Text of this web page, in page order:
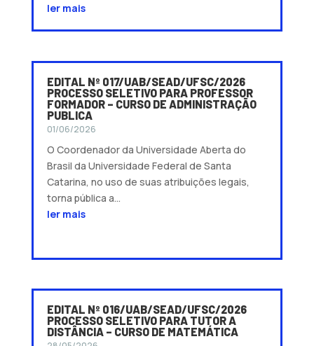
ler mais
EDITAL Nº 017/UAB/SEAD/UFSC/2026
PROCESSO SELETIVO PARA PROFESSOR
FORMADOR – CURSO DE ADMINISTRAÇÃO
PUBLICA
01/06/2026
O Coordenador da Universidade Aberta do
Brasil da Universidade Federal de Santa
Catarina, no uso de suas atribuições legais,
torna pública a...
ler mais
EDITAL Nº 016/UAB/SEAD/UFSC/2026
PROCESSO SELETIVO PARA TUTOR A
DISTÂNCIA – CURSO DE MATEMÁTICA